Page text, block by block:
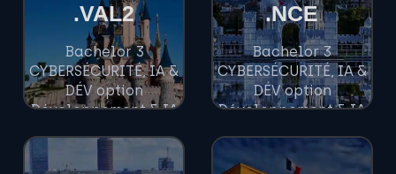
Bachelor 3
CYBERSÉCURITÉ, IA &
DÉV option
Développement & IA
.VAL2
Bachelor 3
CYBERSÉCURITÉ, IA &
DÉV option
Développement & IA
.NCE